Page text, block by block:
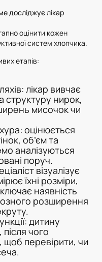
досліджує лікар
оцінити кожен
систем хлопчика.
етапів:
лікар вивчає
структуру нирок,
мисочок чи
оцінюється
об’єм та
аналізуються
поруч.
візуалізує
їхні розміри,
наявність
розширення
дитину
чого
щоб перевірити, чи